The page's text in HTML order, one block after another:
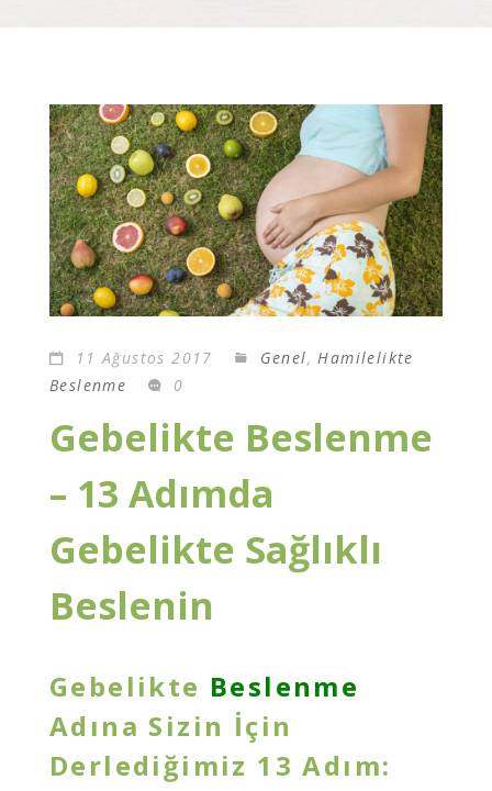
11 Ağustos 2017 Genel,Hamilelikte
Beslenme
0
Gebelikte Beslenme
– 13 Adımda
Gebelikte Sağlıklı
Beslenin
Gebelikte Beslenme
Adına Sizin İçin
Derlediğimiz 13 Adım: